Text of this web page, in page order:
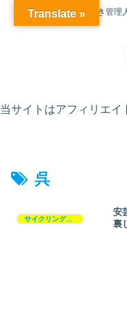
チャリ大好き管理
当サイトはアフィリエイ
呉
サイクリングコース
安
裏
Translate »